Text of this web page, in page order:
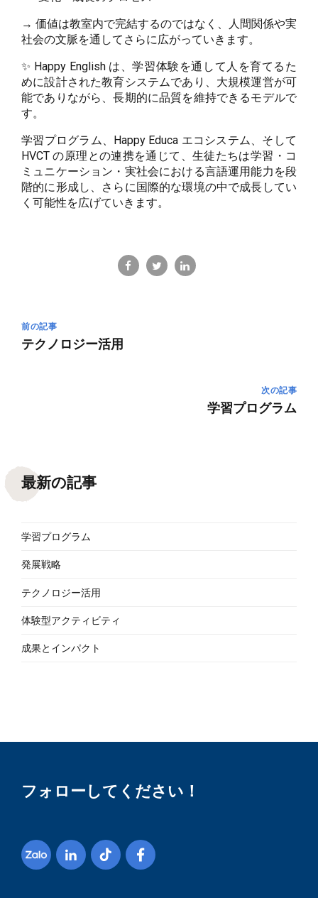
→ 価値は教室内で完結するのではなく、人間関係や実
社会の文脈を通してさらに広がっていきます。
✨ Happy English は、学習体験を通して人を育てるた
めに設計された教育システムであり、大規模運営が可
能でありながら、長期的に品質を維持できるモデルで
す。
学習プログラム、Happy Educa エコシステム、そして
HVCT の原理との連携を通じて、生徒たちは学習・コ
ミュニケーション・実社会における言語運用能力を段
階的に形成し、さらに国際的な環境の中で成長してい
く可能性を広げていきます。
前の記事
テクノロジー活用
次の記事
学習プログラム
最新の記事
学習プログラム
発展戦略
テクノロジー活用
体験型アクティビティ
成果とインパクト
フォローしてください！